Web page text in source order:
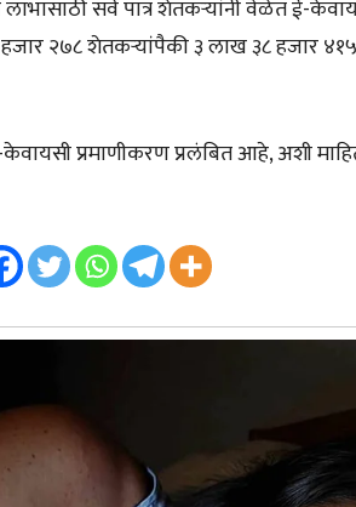
सर्व पात्र शेतकऱ्यांनी वेळेत ई-
२७८ शेतकऱ्यांपैकी ३ लाख ३८ हजार
प्रमाणीकरण प्रलंबित आहे, अशी